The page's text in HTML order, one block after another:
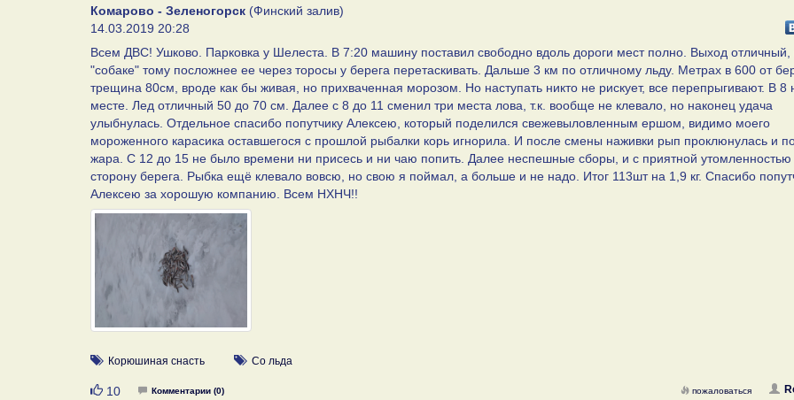
Комарово - Зеленогорск (Финский залив)
14.03.2019 20:28
Всем ДВС! Ушково. Парковка у Шелеста. В 7:20 машину поставил свободно вдоль дороги мест полно. Выход отличный,
"собаке" тому посложнее ее через торосы у берега перетаскивать. Дальше 3 км по отличному льду. Метрах в 600 от
трещина 80см, вроде как бы живая, но прихваченная морозом. Но наступать никто не рискует, все перепрыгивают. В 8
месте. Лед отличный 50 до 70 см. Далее с 8 до 11 сменил три места лова, т.к. вообще не клевало, но наконец удача
улыбнулась. Отдельное спасибо попутчику Алексею, который поделился свежевыловленным ершом, видимо моего
мороженного карасика оставшегося с прошлой рыбалки корь игнорила. И после смены наживки рып проклюнулась и
жара. С 12 до 15 не было времени ни присесь и ни чаю попить. Далее неспешные сборы, и с приятной утомленностью
сторону берега. Рыбка ещё клевало вовсю, но свою я поймал, а больше и не надо. Итог 113шт на 1,9 кг. Спасибо
Алексею за хорошую компанию. Всем НХНЧ!!
Корюшиная снасть Со льда
Нравится
10 Комментарии (0) пожаловаться